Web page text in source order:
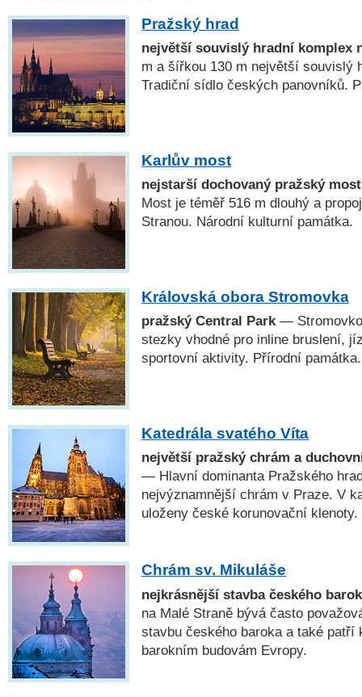
Pražský hrad
největší souvislý hradní komplex
m a šířkou 130 m největší souvislý
Tradiční sídlo českých panovníků.
Karlův most
nejstarší dochovaný pražský
Most je téměř 516 m dlouhý a
Stranou. Národní kulturní památka.
Královská obora Stromovka
pražský Central Park —
stezky vhodné pro inline bruslení,
sportovní aktivity. Přírodní památka.
Katedrála svatého Víta
největší pražský chrám a
— Hlavní dominanta Pražského
nejvýznamnější chrám v Praze. V
uloženy české korunovační klenoty.
Chrám sv. Mikuláše
nejkrásnější stavba českého
na Malé Straně bývá často
stavbu českého baroka a také patří
barokním budovám Evropy.